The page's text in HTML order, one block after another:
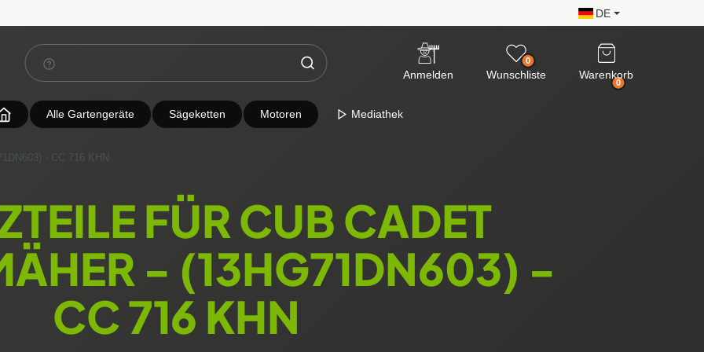
DE
Anmelden
0
Wunschliste
0
Warenkorb
Alle Gartengeräte Sägeketten Motoren Mediathek
- CC 716 KHN
FÜR CUB CADET
- (13HG71DN603) -
CC 716 KHN